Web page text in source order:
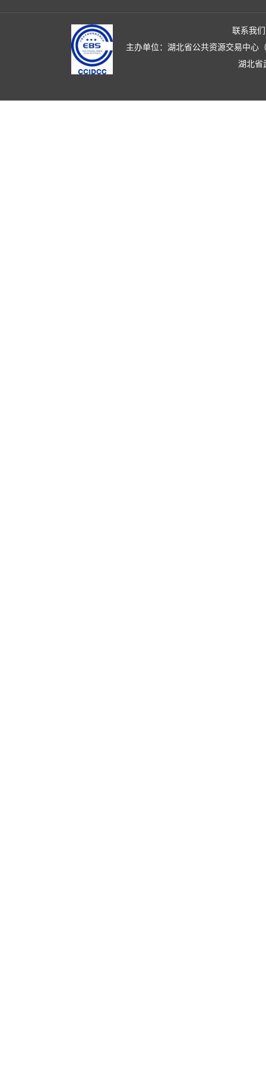
联系我们
主办单位：湖北省公共资源交易中心
湖北省